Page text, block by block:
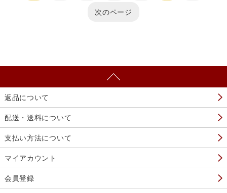
次のページ
返品について
配送・送料について
支払い方法について
マイアカウント
会員登録